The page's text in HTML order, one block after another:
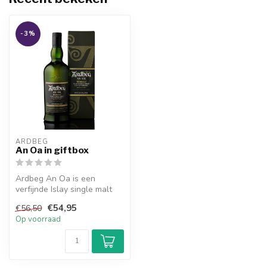
-3%
ARDBEG
An Oa in giftbox
Ardbeg An Oa is een
verfijnde Islay single malt
complex...
€56,50 €54,95
Op voorraad